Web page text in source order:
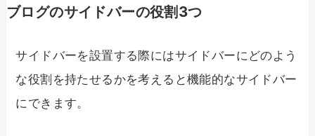
ブログのサイドバーの役割3つ
サイドバーを設置する際にはサイドバーにどのよう
な役割を持たせるかを考えると機能的なサイドバー
にできます。